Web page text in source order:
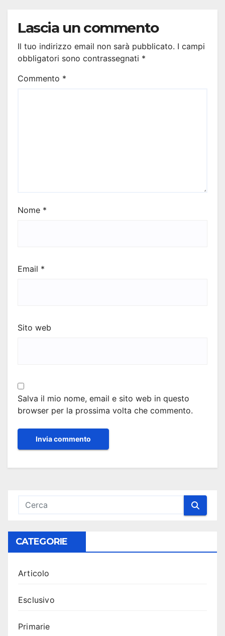
Lascia un commento
Il tuo indirizzo email non sarà pubblicato. I campi
obbligatori sono contrassegnati *
Commento *
Nome *
Email *
Sito web
Salva il mio nome, email e sito web in questo
browser per la prossima volta che commento.
CATEGORIE
Articolo
Esclusivo
Primarie